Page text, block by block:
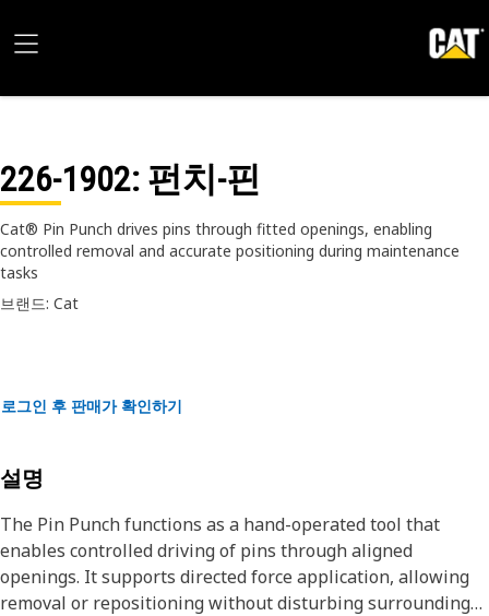
226-1902: 펀치-핀
Cat® Pin Punch drives pins through fitted openings, enabling
controlled removal and accurate positioning during maintenance
tasks
브랜드: Cat
로그인 후 판매가 확인하기
설명
The Pin Punch functions as a hand-operated tool that
enables controlled driving of pins through aligned
openings. It supports directed force application, allowing
removal or repositioning without disturbing surrounding